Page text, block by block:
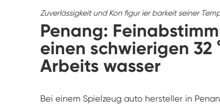
Zuverlässigkeit und Kon figur ier barkeit seiner
Penang:
einen schwierigen 32
Arbeits wasser
Bei einem Spielzeug auto hersteller in